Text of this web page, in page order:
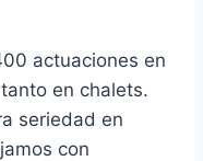
actuaciones en
en chalets.
seriedad en
con